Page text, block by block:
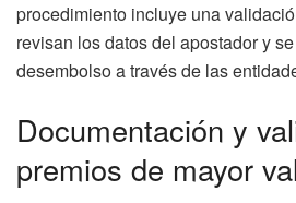
procedimiento incluye una
revisan los datos del apostador y
desembolso a través de las
Documentación y
premios de mayor